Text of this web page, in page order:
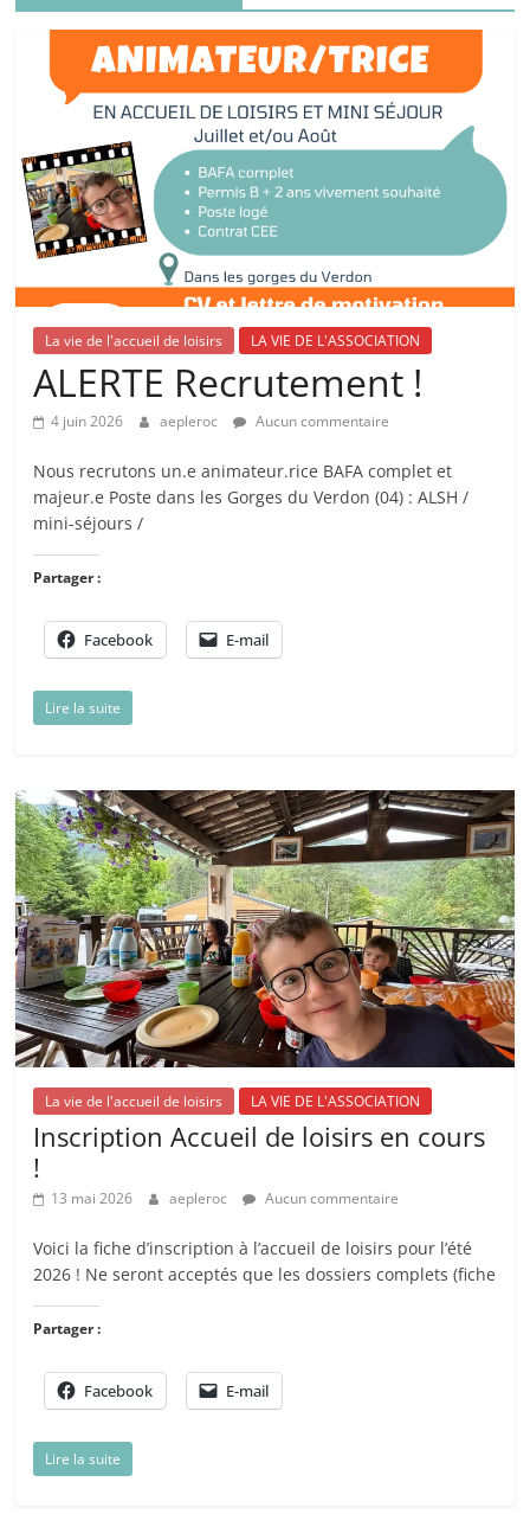
La vie de l'accueil de loisirs LA VIE DE L'ASSOCIATION
ALERTE Recrutement !
4 juin 2026 aepleroc Aucun commentaire
Nous recrutons un.e animateur.rice BAFA complet et
majeur.e Poste dans les Gorges du Verdon (04) : ALSH /
mini-séjours /
Partager :
Facebook E-mail
Lire la suite
La vie de l'accueil de loisirs LA VIE DE L'ASSOCIATION
Inscription Accueil de loisirs en cours
!
13 mai 2026 aepleroc Aucun commentaire
Voici la fiche d’inscription à l’accueil de loisirs pour l’été
2026 ! Ne seront acceptés que les dossiers complets (fiche
Partager :
Facebook E-mail
Lire la suite